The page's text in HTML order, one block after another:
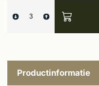
Productinformatie